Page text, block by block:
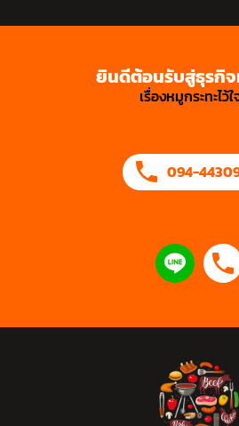
ยินดีต้อนรับสู่ธุรกิจ
เรื่องหมูกระทะไว้ใ
094-